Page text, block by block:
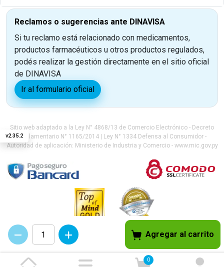
0
v2.35.2
Agregar al carrito
Reclamos o sugerencias ante DINAVISA
Si tu reclamo está relacionado con medicamentos,
productos farmacéuticos u otros productos regulados,
podés realizar la gestión directamente en el sitio oficial
de DINAVISA
Ir al formulario oficial
Sitio web adaptado a la Ley N° 4868/13 de Comercio Electrónico - Decreto
Reglamentario N° 1165/2014 | Ley N° 1334 Defensa al Consumidor -
Autoridad de aplicación: Ministerio de Industria y Comercio - www.mic.gov.py